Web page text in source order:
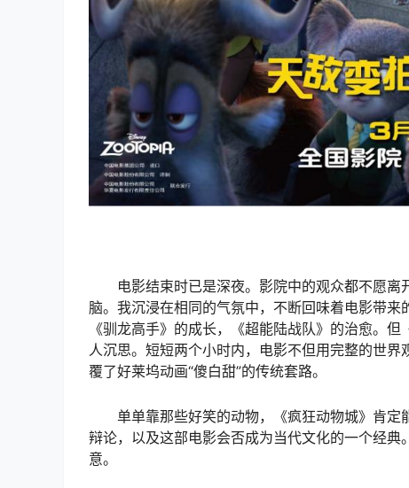
电影结束时已是深夜。影院中的观众都不愿
脑。我沉浸在相同的气氛中，不断回味着电影带来
《驯龙高手》的成长，《超能陆战队》的治愈。
人沉思。短短两个小时内，电影不但用完整的世
覆了好莱坞动画“傻白甜”的传统套路。
单单靠那些好笑的动物，《疯狂动物城》肯
辩论，以及这部电影会否成为当代文化的一个经
意。